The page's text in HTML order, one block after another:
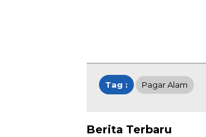
Tag : Pagar Alam
Berita Terbaru